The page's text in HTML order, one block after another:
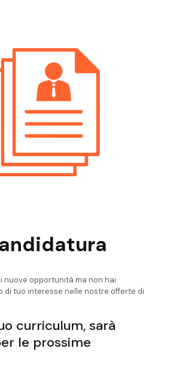
Trento Direttore
Val Di Non Direttore
Valli Giudicarie Direttore
Valsugana Direttore
Verona Direttore
nuove opportunità ma non hai
di tuo interesse nelle nostre offerte di
curriculum, sarà
le prossime